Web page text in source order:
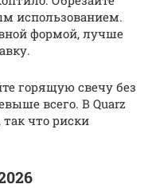
использованием.
формой, лучше
горящую свечу без
всего. В Quarz
что риски